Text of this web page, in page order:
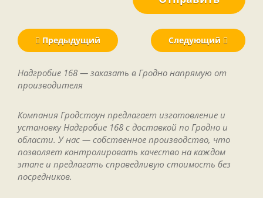
Предыдущий Следующий
Надгробие 168 — заказать в Гродно напрямую от
производителя
Компания Гродстоун предлагает изготовление и
установку Надгробие 168 с доставкой по Гродно и
области. У нас — собственное производство, что
позволяет контролировать качество на каждом
этапе и предлагать справедливую стоимость без
посредников.